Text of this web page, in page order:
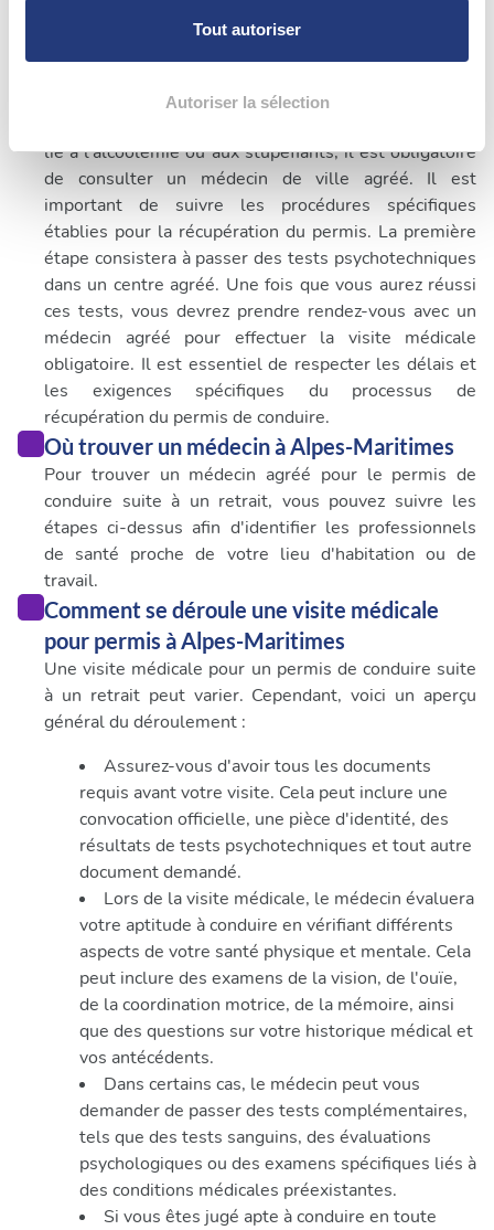
personnelles et définir vos préférences, reportez-vous à
déclaration sur les cookies.
Les cookies nous permettent de personnaliser le contenu
et les annonces, d'offrir des fonctionnalités relatives aux
médias sociaux et d'analyser notre trafic. Nous
partageons également des informations sur l'utilisation de
notre site avec nos partenaires de médias sociaux, de
publicité et d'analyse, qui peuvent combiner celles-ci
avec d'autres informations que vous leur avez fournies
ou qu'ils ont collectées lors de votre utilisation de leurs
services.
Tout autoriser
Autoriser la sélection
Quand consulter un médecin pour permis de
conduire à Alpes-Maritimes
lié à l'alcoolémie ou aux stupéfiants, il est obligatoire
de consulter un médecin de ville agréé. Il est
important de suivre les procédures spécifiques
établies pour la récupération du permis. La première
étape consistera à passer des tests psychotechniques
dans un centre agréé. Une fois que vous aurez réussi
ces tests, vous devrez prendre rendez-vous avec un
médecin agréé pour effectuer la visite médicale
obligatoire. Il est essentiel de respecter les délais et
les exigences spécifiques du processus de
récupération du permis de conduire.
Où trouver un médecin à Alpes-Maritimes
Pour trouver un médecin agréé pour le permis de
conduire suite à un retrait, vous pouvez suivre les
étapes ci-dessus afin d'identifier les professionnels
de santé proche de votre lieu d'habitation ou de
travail.
Comment se déroule une visite médicale
pour permis à Alpes-Maritimes
Une visite médicale pour un permis de conduire suite
à un retrait peut varier. Cependant, voici un aperçu
général du déroulement :
Assurez-vous d'avoir tous les documents
requis avant votre visite. Cela peut inclure une
convocation officielle, une pièce d'identité, des
résultats de tests psychotechniques et tout autre
document demandé.
Lors de la visite médicale, le médecin évaluera
votre aptitude à conduire en vérifiant différents
aspects de votre santé physique et mentale. Cela
peut inclure des examens de la vision, de l'ouïe,
de la coordination motrice, de la mémoire, ainsi
que des questions sur votre historique médical et
vos antécédents.
Dans certains cas, le médecin peut vous
demander de passer des tests complémentaires,
tels que des tests sanguins, des évaluations
psychologiques ou des examens spécifiques liés à
des conditions médicales préexistantes.
Si vous êtes jugé apte à conduire en toute